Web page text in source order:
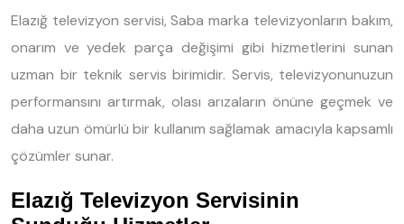
Elazığ televizyon servisi, Saba marka televizyonların bakım,
onarım ve yedek parça değişimi gibi hizmetlerini sunan
uzman bir teknik servis birimidir. Servis, televizyonunuzun
performansını artırmak, olası arızaların önüne geçmek ve
daha uzun ömürlü bir kullanım sağlamak amacıyla kapsamlı
çözümler sunar.
Elazığ Televizyon Servisinin